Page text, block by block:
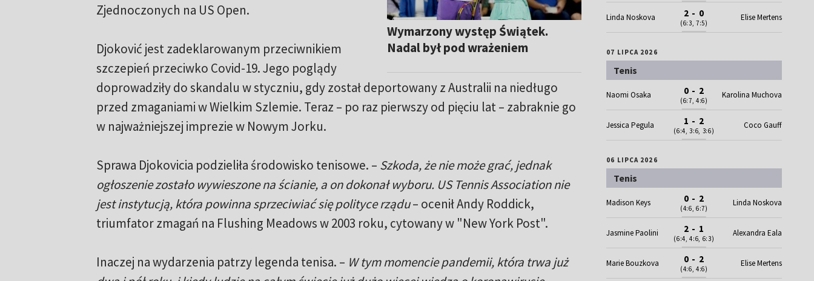
Wymarzony występ Świątek.
Nadal był pod wrażeniem
Zjednoczonych na US Open.
Djoković jest zadeklarowanym przeciwnikiem
szczepień przeciwko Covid-19. Jego poglądy
doprowadziły do skandalu w styczniu, gdy został deportowany z Australii na niedługo
przed zmaganiami w Wielkim Szlemie. Teraz – po raz pierwszy od pięciu lat – zabraknie go
w najważniejszej imprezie w Nowym Jorku.
Sprawa Djokovicia podzieliła środowisko tenisowe. – Szkoda, że ​​nie może grać, jednak
ogłoszenie zostało wywieszone na ścianie, a on dokonał wyboru. US Tennis Association nie
jest instytucją, która powinna sprzeciwiać się polityce rządu– ocenił Andy Roddick,
triumfator zmagań na Flushing Meadows w 2003 roku, cytowany w "New York Post".
Inaczej na wydarzenia patrzy legenda tenisa. – W tym momencie pandemii, która trwa już
Linda Noskova 2 - 0
(6:3, 7:5)
Elise Mertens
07 LIPCA 2026
Tenis
Naomi Osaka 0 - 2
(6:7, 4:6)
Karolina Muchova
Jessica Pegula 1 - 2
(6:4, 3:6, 3:6)
Coco Gauff
06 LIPCA 2026
Tenis
Madison Keys 0 - 2
(4:6, 6:7)
Linda Noskova
Jasmine Paolini 2 - 1
(6:4, 4:6, 6:3)
Alexandra Eala
Marie Bouzkova 0 - 2
(4:6, 4:6)
Elise Mertens